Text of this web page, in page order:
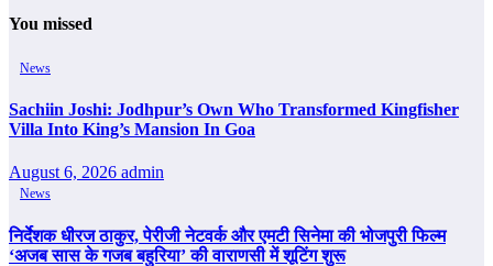
You missed
News
Sachiin Joshi: Jodhpur’s Own Who Transformed Kingfisher
Villa Into King’s Mansion In Goa
August 6, 2026 admin
News
निर्देशक धीरज ठाकुर, पेरीजी नेटवर्क और एमटी सिनेमा की भोजपुरी फिल्म
‘अजब सास के गजब बहुरिया’ की वाराणसी में शूटिंग शुरू